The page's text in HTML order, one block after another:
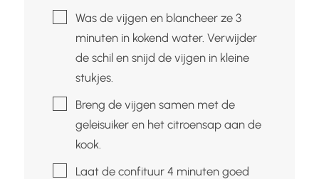
▢Was de vijgen en blancheer ze 3
minuten in kokend water. Verwijder
de schil en snijd de vijgen in kleine
stukjes.
▢Breng de vijgen samen met de
geleisuiker en het citroensap aan de
kook.
▢Laat de confituur 4 minuten goed